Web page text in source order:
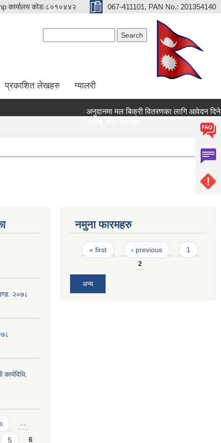
कार्यालय कोडः८०१०४४२ 067-411101, PAN No.: 201354140
प्रकाशित लेखहरु ग्यालरी
अनुदानमा मल बिक्री वितरणका लागि आवेदन दिने
२०७८
…
5 6
नमुना फारमहरु
Pages
« first ‹ previous
1
2
अन्य